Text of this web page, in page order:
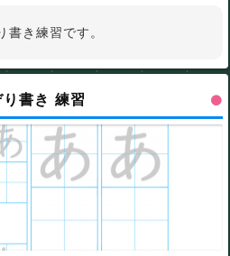
き練習です。
書き 練習